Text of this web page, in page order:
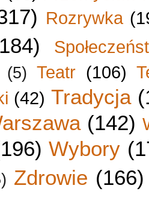
Rozrywka
(5) Teatr (106)
(42) Tradycja
(142)
Wybory
Zdrowie (166)